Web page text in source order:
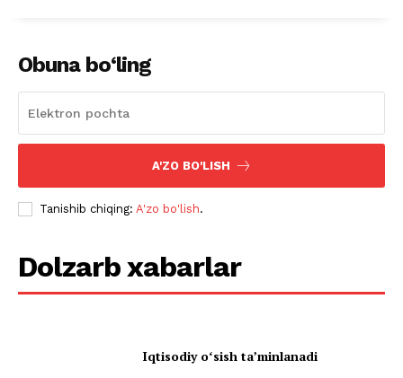
Obuna bo‘ling
A'ZO BO'LISH
Tanishib chiqing: A'zo bo'lish.
Dolzarb xabarlar
Iqtisodiy oʻsish taʼminlanadi